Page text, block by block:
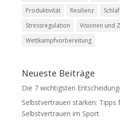
Produktivität
Resilienz Schlaf
Stressregulation
Visionen und
Wettkampfvorbereitung
Neueste Beiträge
Die 7 wichtigsten
Selbstvertrauen stärken: Tipps
Selbstvertrauen im Sport